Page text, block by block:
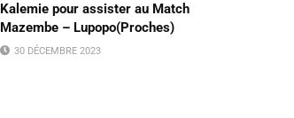
Kalemie pour assister au Match
Mazembe – Lupopo(Proches)
30 DÉCEMBRE 2023